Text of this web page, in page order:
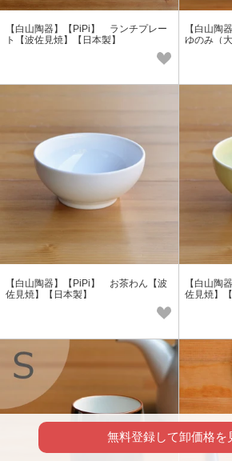
【白山陶器】【PiPi】 ランチプレー
ト【波佐見焼】【日本製】
【白山陶
ゆのみ（
【白山陶器】【PiPi】 お茶わん【波
佐見焼】【日本製】
【白山陶
佐見焼】
無料登録して卸価格を